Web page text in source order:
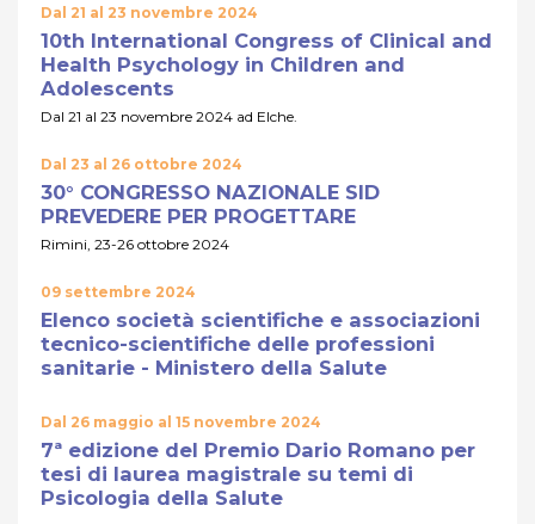
Dal 21 al 23 novembre 2024
10th International Congress of Clinical and
Health Psychology in Children and
Adolescents
Dal 21 al 23 novembre 2024 ad Elche.
Dal 23 al 26 ottobre 2024
30° CONGRESSO NAZIONALE SID
PREVEDERE PER PROGETTARE
Rimini, 23-26 ottobre 2024
09 settembre 2024
Elenco società scientifiche e associazioni
tecnico-scientifiche delle professioni
sanitarie - Ministero della Salute
Dal 26 maggio al 15 novembre 2024
7ª edizione del Premio Dario Romano per
tesi di laurea magistrale su temi di
Psicologia della Salute